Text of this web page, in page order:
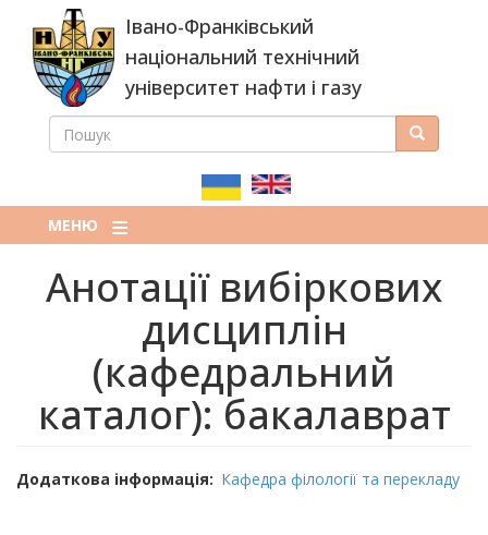
основного
вмісту
Івано-Франківський
національний технічний
університет нафти і газу
ПОШУКОВА
ПОШУК Пошук
МЕНЮ
Анотації вибіркових
дисциплін
(кафедральний
каталог): бакалаврат
Додаткова інформація Кафедра філології та перекладу